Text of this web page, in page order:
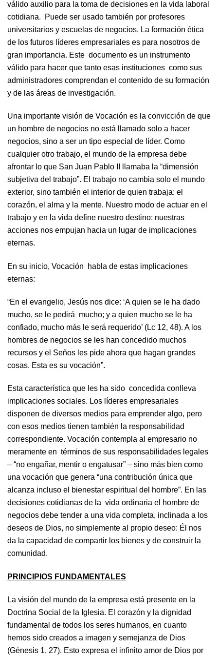
válido auxilio para la toma de decisiones en la vida laboral
cotidiana. Puede ser usado también por profesores
universitarios y escuelas de negocios. La formación ética
de los futuros líderes empresariales es para nosotros de
gran importancia. Este documento es un instrumento
válido para hacer que tanto esas instituciones como sus
administradores comprendan el contenido de su formación
y de las áreas de investigación.
Una importante visión de Vocación es la convicción de que
un hombre de negocios no está llamado solo a hacer
negocios, sino a ser un tipo especial de líder. Como
cualquier otro trabajo, el mundo de la empresa debe
afrontar lo que San Juan Pablo II llamaba la “dimensión
subjetiva del trabajo”. El trabajo no cambia solo el mundo
exterior, sino también el interior de quien trabaja: el
corazón, el alma y la mente. Nuestro modo de actuar en el
trabajo y en la vida define nuestro destino: nuestras
acciones nos empujan hacia un lugar de implicaciones
eternas.
En su inicio, Vocación habla de estas implicaciones
eternas:
“En el evangelio, Jesús nos dice: ‘A quien se le ha dado
mucho, se le pedirá mucho; y a quien mucho se le ha
confiado, mucho más le será requerido’ (Lc 12, 48). A los
hombres de negocios se les han concedido muchos
recursos y el Seños les pide ahora que hagan grandes
cosas. Esta es su vocación”.
Esta característica que les ha sido concedida conlleva
implicaciones sociales. Los líderes empresariales
disponen de diversos medios para emprender algo, pero
con esos medios tienen también la responsabilidad
correspondiente. Vocación contempla al empresario no
meramente en términos de sus responsabilidades legales
– “no engañar, mentir o engatusar” – sino más bien como
una vocación que genera “una contribución única que
alcanza incluso el bienestar espiritual del hombre”. En las
decisiones cotidianas de la vida ordinaria el hombre de
negocios debe tender a una vida completa, inclinada a los
deseos de Dios, no simplemente al propio deseo: Él nos
da la capacidad de compartir los bienes y de construir la
comunidad.
PRINCIPIOS FUNDAMENTALES
La visión del mundo de la empresa está presente en la
Doctrina Social de la Iglesia. El corazón y la dignidad
fundamental de todos los seres humanos, en cuanto
hemos sido creados a imagen y semejanza de Dios
(Génesis 1, 27). Esto expresa el infinito amor de Dios por